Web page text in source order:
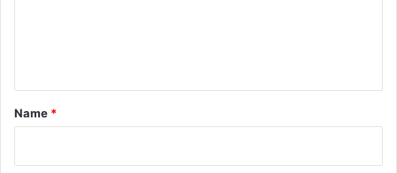
*
Name *